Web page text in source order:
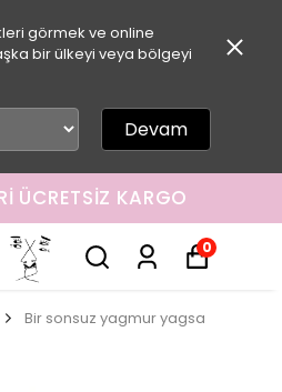
görmek ve online
bir ülkeyi veya bölgeyi
Devam
ÜCRETSIZ KARGO
0
Bir sonsuz yagmur yagsa